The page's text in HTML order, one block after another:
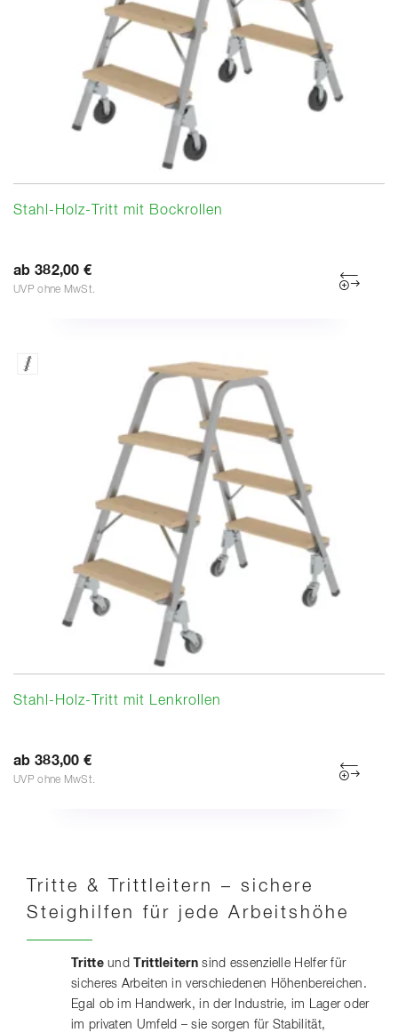
Stahl-Holz-Tritt mit Bockrollen
ab 382,00 €
UVP ohne MwSt.
Stahl-Holz-Tritt mit Lenkrollen
ab 383,00 €
UVP ohne MwSt.
Tritte & Trittleitern – sichere
Steighilfen für jede Arbeitshöhe
Tritteund Trittleiternsind essenzielle Helfer für
sicheres Arbeiten in verschiedenen Höhenbereichen.
Egal ob im Handwerk, in der Industrie, im Lager oder
im privaten Umfeld – sie sorgen für Stabilität,